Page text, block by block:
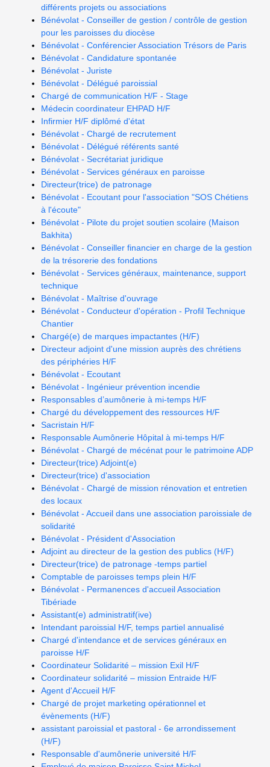
différents projets ou associations
Bénévolat - Conseiller de gestion / contrôle de gestion
pour les paroisses du diocèse
Bénévolat - Conférencier Association Trésors de Paris
Bénévolat - Candidature spontanée
Bénévolat - Juriste
Bénévolat - Délégué paroissial
Chargé de communication H/F - Stage
Médecin coordinateur EHPAD H/F
Infirmier H/F diplômé d'état
Bénévolat - Chargé de recrutement
Bénévolat - Délégué référents santé
Bénévolat - Secrétariat juridique
Bénévolat - Services généraux en paroisse
Directeur(trice) de patronage
Bénévolat - Ecoutant pour l'association "SOS Chétiens
à l'écoute"
Bénévolat - Pilote du projet soutien scolaire (Maison
Bakhita)
Bénévolat - Conseiller financier en charge de la gestion
de la trésorerie des fondations
Bénévolat - Services généraux, maintenance, support
technique
Bénévolat - Maîtrise d'ouvrage
Bénévolat - Conducteur d'opération - Profil Technique
Chantier
Chargé(e) de marques impactantes (H/F)
Directeur adjoint d'une mission auprès des chrétiens
des périphéries H/F
Bénévolat - Ecoutant
Bénévolat - Ingénieur prévention incendie
Responsables d’aumônerie à mi-temps H/F
Chargé du développement des ressources H/F
Sacristain H/F
Responsable Aumônerie Hôpital à mi-temps H/F
Bénévolat - Chargé de mécénat pour le patrimoine ADP
Directeur(trice) Adjoint(e)
Directeur(trice) d'association
Bénévolat - Chargé de mission rénovation et entretien
des locaux
Bénévolat - Accueil dans une association paroissiale de
solidarité
Bénévolat - Président d'Association
Adjoint au directeur de la gestion des publics (H/F)
Directeur(trice) de patronage -temps partiel
Comptable de paroisses temps plein H/F
Bénévolat - Permanences d'accueil Association
Tibériade
Assistant(e) administratif(ive)
Intendant paroissial H/F, temps partiel annualisé
Chargé d'intendance et de services généraux en
paroisse H/F
Coordinateur Solidarité – mission Exil H/F
Coordinateur solidarité – mission Entraide H/F
Agent d'Accueil H/F
Chargé de projet marketing opérationnel et
évènements (H/F)
assistant paroissial et pastoral - 6e arrondissement
(H/F)
Responsable d'aumônerie université H/F